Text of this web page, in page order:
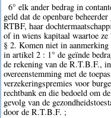
6° elk ander bedrag in
geld dat de openbare
RTBF, haar
of in wiens kapitaal waartoe ze
§ 2. Komen niet in
in artikel 2 : 1° de geïnde
de rekening van de R.T.B.F.,
overeenstemming met de
verzekeringspremies voor
rechtbank en die bedoeld om
gevolg van de
door de R.T.B.F. ;